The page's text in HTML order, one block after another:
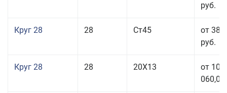
руб.
Круг 28 28 Ст45
от 38
руб.
Круг 28 28 20Х13
от 103
060,00